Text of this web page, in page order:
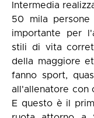
Intermedia
50 mila
importante per
stili di vita
della maggiore
fanno sport,
all'allenatore con
E questo è il